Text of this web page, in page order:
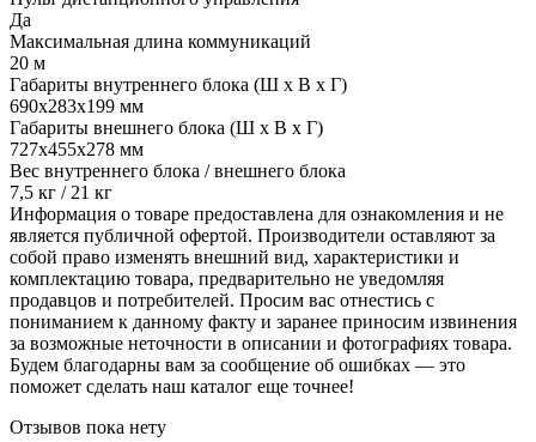
Да
Максимальная длина коммуникаций
20 м
Габариты внутреннего блока (Ш х В х Г)
690x283x199 мм
Габариты внешнего блока (Ш х В х Г)
727x455x278 мм
Вес внутреннего блока / внешнего блока
7,5 кг / 21 кг
Информация о товаре предоставлена для ознакомления и не
является публичной офертой. Производители оставляют за
собой право изменять внешний вид, характеристики и
комплектацию товара, предварительно не уведомляя
продавцов и потребителей. Просим вас отнестись с
пониманием к данному факту и заранее приносим извинения
за возможные неточности в описании и фотографиях товара.
Будем благодарны вам за сообщение об ошибках — это
поможет сделать наш каталог еще точнее!
Отзывов пока нету